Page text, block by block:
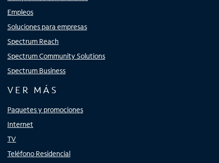
Empleos
Soluciones para empresas
Spectrum Reach
Spectrum Community Solutions
Spectrum Business
VER MÁS
Paquetes y promociones
Internet
TV
Teléfono Residencial